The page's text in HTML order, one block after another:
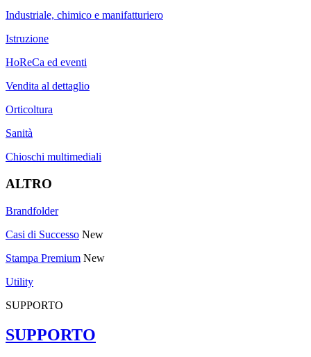
Industriale, chimico e manifatturiero
Istruzione
HoReCa ed eventi
Vendita al dettaglio
Orticoltura
Sanità
Chioschi multimediali
ALTRO
Brandfolder
Casi di Successo New
Stampa Premium New
Utility
SUPPORTO
SUPPORTO